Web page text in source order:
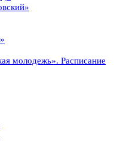
молодежь». Расписание